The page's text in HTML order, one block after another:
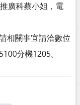
廣科蔡小姐，電
相關事宜請洽數位
分機1205。